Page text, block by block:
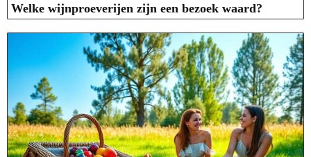
Welke wijnproeverijen zijn een bezoek waard?